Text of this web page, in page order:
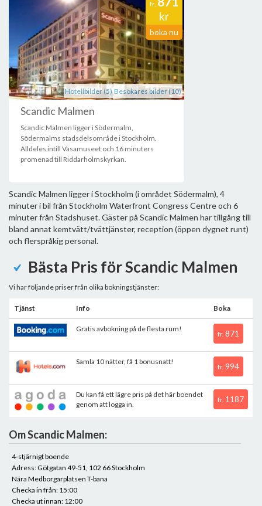
fr.
kr
boka nu
Hotellbilder (5) Besökares bilder (10)
Scandic Malmen
Scandic Malmen ligger i Södermalm,
Södermalms stadsdelsområde i Stockholm.
Alldeles intill Vasamuseet och 16 minuters
promenad till Riddarholmskyrkan.
Scandic Malmen ligger i Stockholm (i området Södermalm), 4
minuter i bil från Stockholm Waterfront Congress Centre och 6
minuter från Stadshuset. Gäster på Scandic Malmen har tillgång till
bland annat kemtvätt/tvättjänster, reception (öppen dygnet runt)
och flerspråkig personal.
Bästa Pris för Scandic Malmen
Vi har följande priser från olika bokningstjänster:
Tjänst Info Boka
Gratis avbokning på de flesta rum!
fr. 871
Samla 10 nätter, få 1 bonusnatt!
fr. 994
Du kan få ett lägre pris på det här boendet
genom att logga in.
fr. 1187
Om Scandic Malmen:
4-stjärnigt boende
Adress: Götgatan 49-51, 102 66 Stockholm
Nära Medborgarplatsen T-bana
Checka in från: 15:00
Checka ut innan: 12:00